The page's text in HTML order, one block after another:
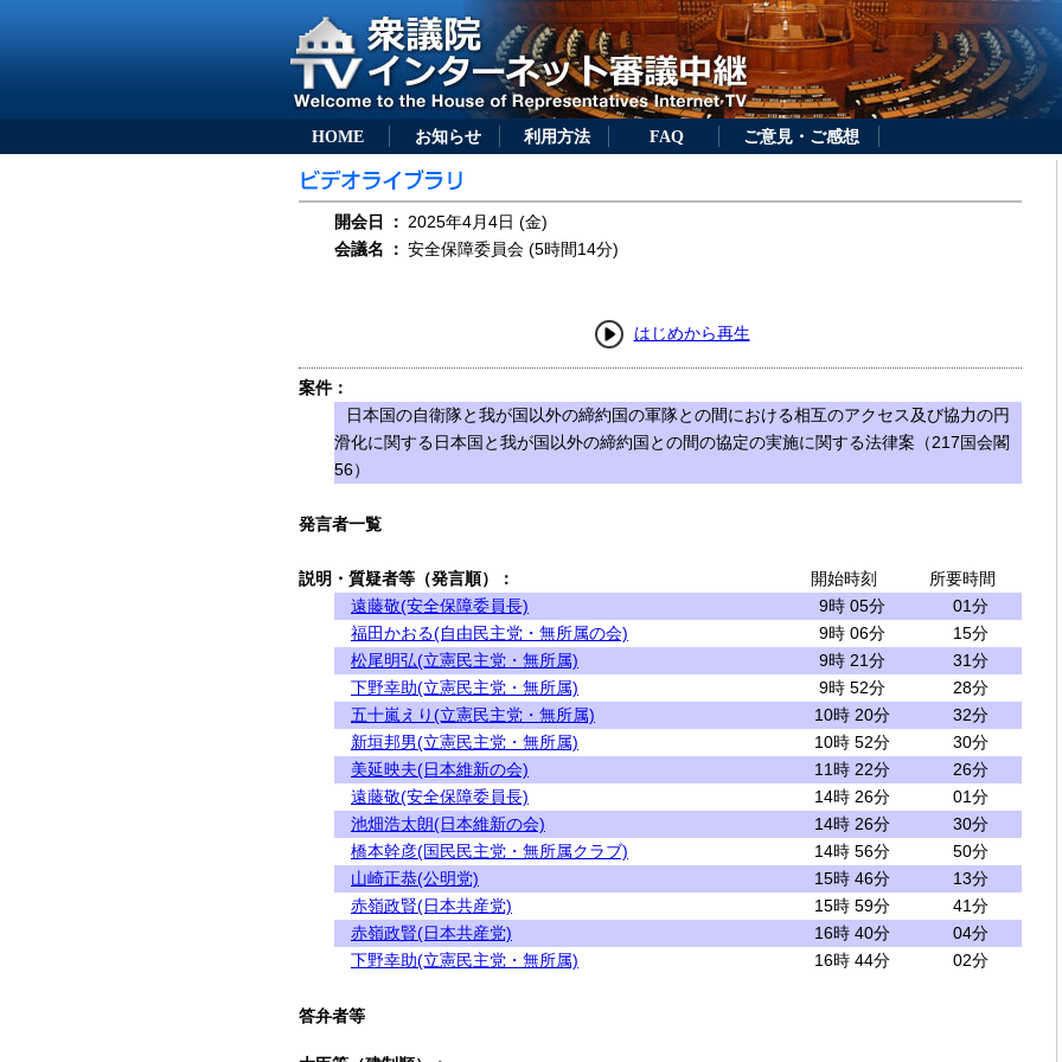
HOME お知らせ 利用方法 FAQ ご意見・ご感想
開会日 ： 2025年4月4日 (金)
会議名
： 安全保障委員会 (5時間14分)
はじめから再生
案件：
日本国の自衛隊と我が国以外の締約国の軍隊との間における相互のアクセス及び協力の円
滑化に関する日本国と我が国以外の締約国との間の協定の実施に関する法律案（217国会閣
56）
発言者一覧
説明・質疑者等（発言順）： 開始時刻
所要時間
遠藤敬(安全保障委員長)
9時 05分
01分
福田かおる(自由民主党・無所属の会)
9時 06分
15分
松尾明弘(立憲民主党・無所属)
9時 21分
31分
下野幸助(立憲民主党・無所属)
9時 52分
28分
五十嵐えり(立憲民主党・無所属)
10時 20分
32分
新垣邦男(立憲民主党・無所属)
10時 52分
30分
美延映夫(日本維新の会)
11時 22分
26分
遠藤敬(安全保障委員長)
14時 26分
01分
池畑浩太朗(日本維新の会)
14時 26分
30分
橋本幹彦(国民民主党・無所属クラブ)
14時 56分
50分
山崎正恭(公明党)
15時 46分
13分
赤嶺政賢(日本共産党)
15時 59分
41分
赤嶺政賢(日本共産党)
16時 40分
04分
下野幸助(立憲民主党・無所属)
16時 44分 02分
答弁者等